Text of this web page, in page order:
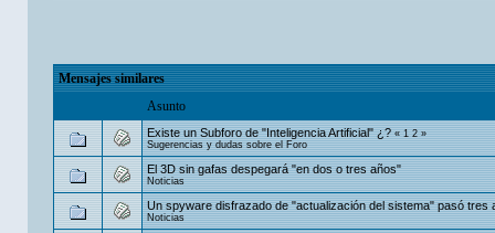
Mensajes similares
Asunto
Existe un Subforo de "Inteligencia Artificial" ¿? «1 2»
Sugerencias y dudas sobre el Foro
El 3D sin gafas despegará "en dos o tres años"
Noticias
Un spyware disfrazado de "actualización del sistema" pasó tres
Noticias